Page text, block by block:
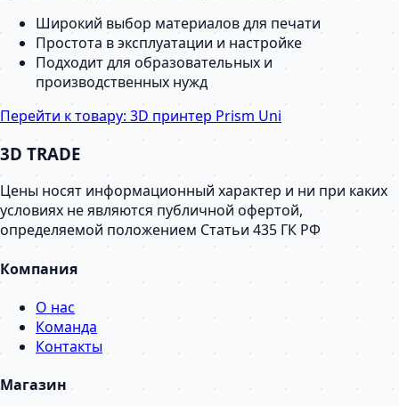
Широкий выбор материалов для печати
Простота в эксплуатации и настройке
Подходит для образовательных и
производственных нужд
Перейти к товару: 3D принтер Prism Uni
3D TRADE
Цены носят информационный характер и ни при каких
условиях не являются публичной офертой,
определяемой положением Статьи 435 ГК РФ
Компания
О нас
Команда
Контакты
Магазин